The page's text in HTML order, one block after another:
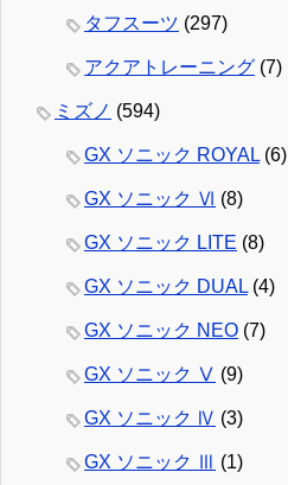
タフスーツ (297)
アクアトレーニング (7)
ミズノ (594)
GX ソニック ROYAL (6)
GX ソニック Ⅵ (8)
GX ソニック LITE (8)
GX ソニック DUAL (4)
GX ソニック NEO (7)
GX ソニック Ⅴ (9)
GX ソニック Ⅳ (3)
GX ソニック Ⅲ (1)